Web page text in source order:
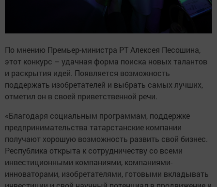
По мнению Премьер-министра РТ Алексея Песошина,
этот конкурс – удачная форма поиска новых талантов
и раскрытия идей. Появляется возможность
поддержать изобретателей и выбрать самых лучших,
отметил он в своей приветственной речи.
«Благодаря социальным программам, поддержке
предпринимательства татарстанские компании
получают хорошую возможность развить свой бизнес.
Республика открыта к сотрудничеству со всеми
инвестиционными компаниями, компаниями-
инноваторами, изобретателями, готовыми вкладывать